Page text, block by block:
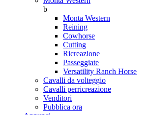
b
Monta Western
Reining
Cowhorse
Cutting
Ricreazione
Passeggiate
Versatility Ranch Horse
Cavalli da volteggio
Cavalli perricreazione
Venditori
Pubblica ora